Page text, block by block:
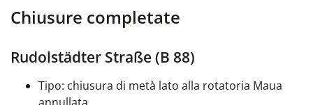
Chiusure completate
Rudolstädter Straße (B 88)
Tipo: chiusura di metà lato alla rotatoria Maua